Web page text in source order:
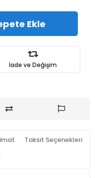
Ekle
İade ve Değişim
Taksit Seçenekleri